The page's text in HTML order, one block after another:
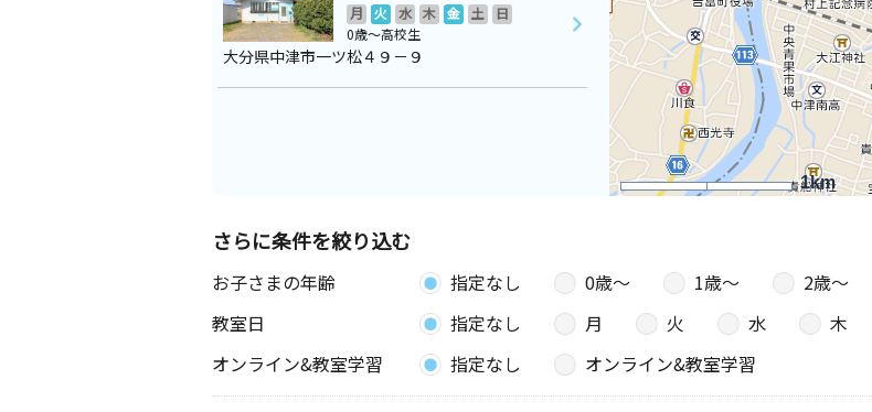
1km
月 火 水 木 金 土
日
0歳～高校生
大分県中津市一ツ松４９－９
さらに条件を絞り込む
お子さまの年齢 指定なし 0歳〜 1歳〜 2歳〜
教室日
指定なし 月 火 水 木
オンライン&教室学習
指定なし オンライン&教室学習